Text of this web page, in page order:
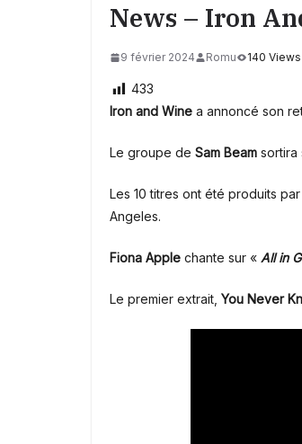
News – Iron
9 février 2024 Romu 140 Views
433
Iron and Wine a annoncé son
Le groupe de Sam Beam sortira
Les 10 titres ont été produits par
Angeles.
Fiona Apple chante sur « All in
Le premier extrait, You Never